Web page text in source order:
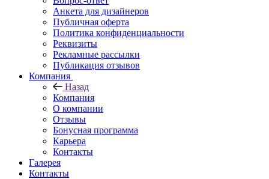
Анкета для дизайнеров
Публичная оферта
Политика конфиденциальности
Реквизиты
Рекламные рассылки
Публикация отзывов
Компания
Назад
Компания
О компании
Отзывы
Бонусная программа
Карьера
Контакты
Галерея
Контакты